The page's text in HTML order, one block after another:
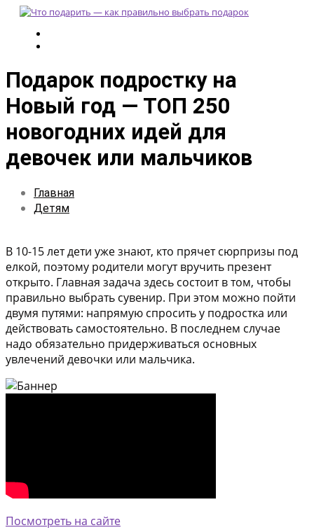
Подарок подростку на
Новый год — ТОП 250
новогодних идей для
девочек или мальчиков
Главная
Детям
В 10-15 лет дети уже знают, кто прячет сюрпризы под
елкой, поэтому родители могут вручить презент
открыто. Главная задача здесь состоит в том, чтобы
правильно выбрать сувенир. При этом можно пойти
двумя путями: напрямую спросить у подростка или
действовать самостоятельно. В последнем случае
надо обязательно придерживаться основных
увлечений девочки или мальчика.
Посмотреть на сайте